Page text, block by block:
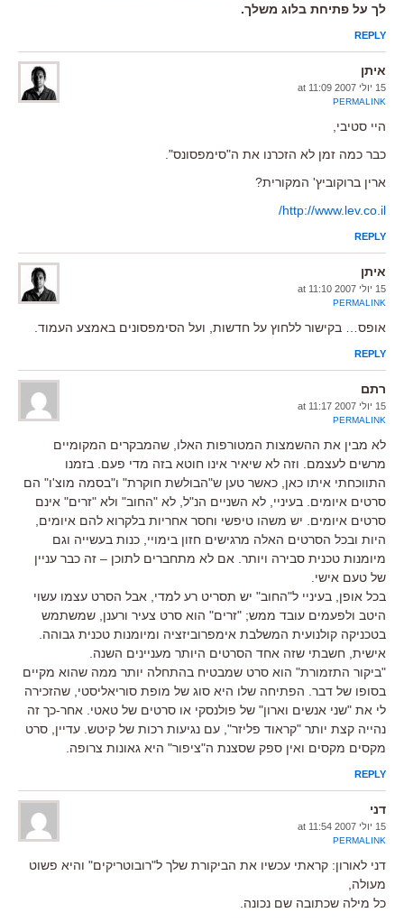
לך על פתיחת בלוג משלך.
REPLY
איתן
15 יולי 2007 at 11:09
PERMALINK
היי סטיבי,
כבר כמה זמן לא הזכרנו את ה"סימפסונס".
ארין ברוקוביץ' המקורית?
http://www.lev.co.il/
REPLY
איתן
15 יולי 2007 at 11:10
PERMALINK
אופס… בקישור ללחוץ על חדשות, ועל הסימפסונים באמצע העמוד.
REPLY
רתם
15 יולי 2007 at 11:17
PERMALINK
לא מבין את ההשמצות המטורפות האלו, שהמבקרים המקומיים
מרשים לעצמם. וזה לא שיאיר אינו חוטא בזה מדי פעם. בזמנו
התווכחתי איתו כאן, כאשר טען ש"הבולשת חוקרת" ו"בסמה מוצ'ו" הם
סרטים איומים. בעיניי, לא השניים הנ"ל, לא "החוב" ולא "זרים" אינם
סרטים איומים. יש משהו טיפשי וחסר אחריות בלקרוא להם איומים,
היות ובכל הסרטים האלה מרגישים חזון בימויי, כנות בעשייה וגם
מיומנות טכנית סבירה ויותר. אם לא מתחברים לתוכן – זה כבר עניין
של טעם אישי.
בכל אופן, בעיניי ל"החוב" יש תסריט רע למדי, אבל הסרט עצמו עשוי
היטב ולפעמים עובד ממש; "זרים" הוא סרט צעיר ורענן, שמשתמש
בטכניקה קולנועית המשלבת אימפרוביזציה ומיומנות טכנית גבוהה.
אישית, חשבתי שזה אחד הסרטים היותר מעניינים השנה.
"ביקור התזמורת" הוא סרט שמבטיח בהתחלה יותר ממה שהוא מקיים
בסופו של דבר. הפתיחה שלו היא סוג של מופת סוריאליסטי, שהזכירה
לי את "שני אנשים וארון" של פולנסקי או סרטים של טאטי. אחר-כך זה
נהייה קצת יותר "קראוד פליזר", עם נגיעות רכות של קיטש. עדיין, סרט
מקסים מקסים ואין ספק שסצנת ה"ציפור" היא גאונות צרופה.
REPLY
דני
15 יולי 2007 at 11:54
PERMALINK
דני לאורון: קראתי עכשיו את הביקורת שלך ל"רובוטריקים" והיא פשוט
מעולה,
כל מילה שכתובה שם נכונה.